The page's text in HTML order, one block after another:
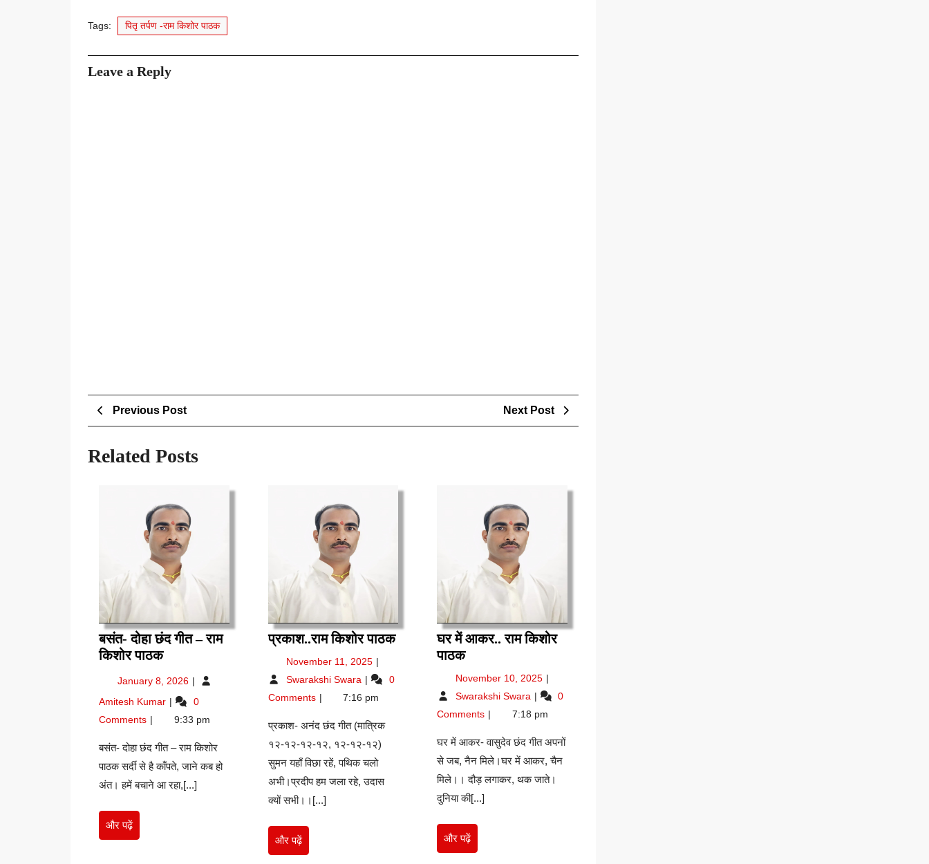
Tags: पितृ तर्पण -राम किशोर पाठक
Leave a Reply
Post
navigation
Previous PostPrevious
Next Post
Related Posts
बसंत- दोहा छंद गीत – राम
किशोर पाठकबसंत-
छंद
गीत
किशोर
पाठक
January 8, 2026 January
2026
Amitesh Kumar बसंत-
छंद
राम
किशोर
0
Comments
9:33 pm
बसंत- दोहा छंद गीत – राम किशोर
पाठक सर्दी से है काँपते, जाने कब हो
अंत। हमें बचाने आ रहा,[...]
और पढ़ेंऔर
पढ़ें
प्रकाश..राम किशोर पाठकप्रकाश..राम
November 11, 2025 November
11,
2025
Swarakshi Swara प्रकाश..राम
पाठक
0
Comments
7:16 pm
प्रकाश- अनंद छंद गीत (मात्रिक
१२-१२-१२-१२, १२-१२-१२)
सुमन यहाँ विछा रहें, पथिक चलो
अभी।प्रदीप हम जला रहे, उदास
क्यों सभी।।[...]
और पढ़ेंऔर
पढ़ें
घर में आकर.. राम किशोर
पाठकघर
राम
किशोर
पाठक
November 10, 2025 November
10,
2025
Swarakshi Swara घर
आकर..
राम
किशोर
पाठक
0
Comments
7:18 pm
घर में आकर- वासुदेव छंद गीत अपनों
से जब, नैन मिले।घर में आकर, चैन
मिले।। दौड़ लगाकर, थक जाते।
दुनिया की[...]
और पढ़ेंऔर
पढ़ें